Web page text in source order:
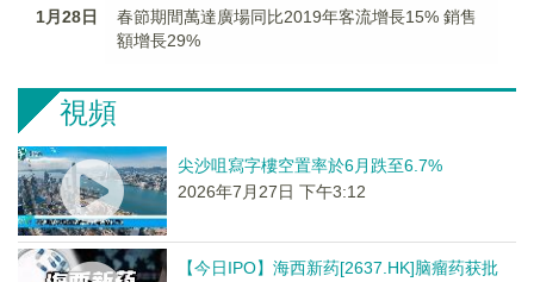
1月28日
春節期間萬達廣場同比2019年客流增長15% 銷售
額增長29%
視頻
尖沙咀寫字樓空置率於6月跌至6.7%
2026年7月27日 下午3:12
【今日IPO】海西新药[2637.HK]脑瘤药获批